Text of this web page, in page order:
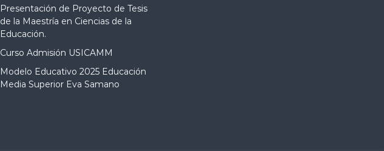
Presentación de Proyecto de Tesis
de la Maestría en Ciencias de la
Educación.
Curso Admisión USICAMM
Modelo Educativo 2025 Educación
Media Superior Eva Samano